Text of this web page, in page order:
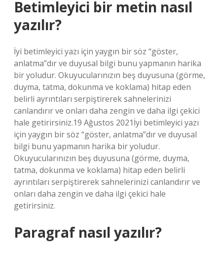
Betimleyici bir metin nasıl
yazılır?
İyi betimleyici yazı için yaygın bir söz “göster,
anlatma”dır ve duyusal bilgi bunu yapmanın harika
bir yoludur. Okuyucularınızın beş duyusuna (görme,
duyma, tatma, dokunma ve koklama) hitap eden
belirli ayrıntıları serpiştirerek sahnelerinizi
canlandırır ve onları daha zengin ve daha ilgi çekici
hale getirirsiniz.19 Ağustos 2021İyi betimleyici yazı
için yaygın bir söz “göster, anlatma”dır ve duyusal
bilgi bunu yapmanın harika bir yoludur.
Okuyucularınızın beş duyusuna (görme, duyma,
tatma, dokunma ve koklama) hitap eden belirli
ayrıntıları serpiştirerek sahnelerinizi canlandırır ve
onları daha zengin ve daha ilgi çekici hale
getirirsiniz.
Paragraf nasıl yazılır?